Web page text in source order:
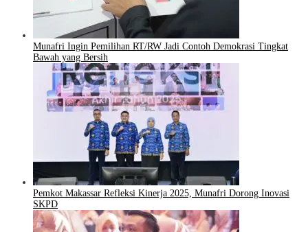
Munafri Ingin Pemilihan RT/RW Jadi Contoh Demokrasi Tingkat
Bawah yang Bersih
Pemkot Makassar Refleksi Kinerja 2025, Munafri Dorong Inovasi
SKPD